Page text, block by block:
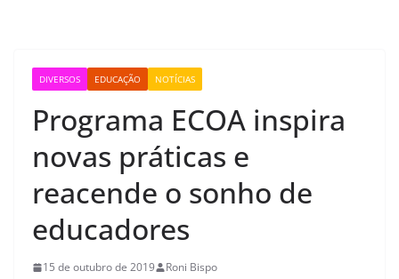
DIVERSOS EDUCAÇÃO NOTÍCIAS
Programa ECOA inspira
novas práticas e
reacende o sonho de
educadores
15 de outubro de 2019 Roni Bispo